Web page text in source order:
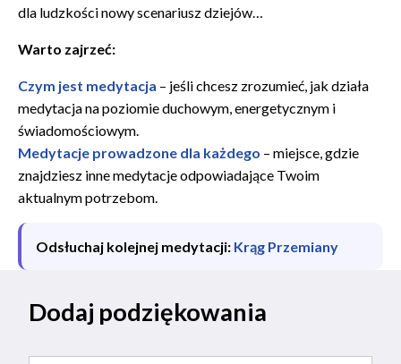
dla ludzkości nowy scenariusz dziejów…
Warto zajrzeć:
Czym jest medytacja – jeśli chcesz zrozumieć, jak działa
medytacja na poziomie duchowym, energetycznym i
świadomościowym.
Medytacje prowadzone dla każdego – miejsce, gdzie
znajdziesz inne medytacje odpowiadające Twoim
aktualnym potrzebom.
Odsłuchaj kolejnej medytacji: Krąg Przemiany
Dodaj podziękowania